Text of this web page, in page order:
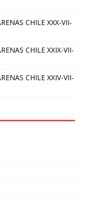
CHILE XXX-VII-
CHILE XXIX-VII-
CHILE XXIV-VII-